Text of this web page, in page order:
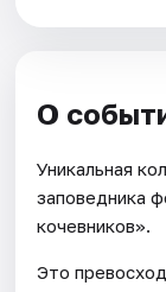
О
Уникальная
заповедника
кочевников».
Это